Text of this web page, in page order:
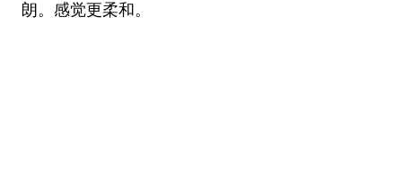
朗。感觉更柔和。